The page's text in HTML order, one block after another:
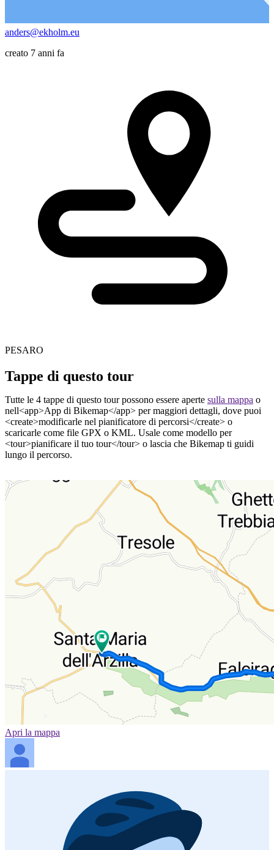
anders@ekholm.eu
creato 7 anni fa
PESARO
Tappe di questo tour
Tutte le 4 tappe di questo tour possono essere aperte sulla mappa o
nell<app>App di Bikemap</app> per maggiori dettagli, dove puoi
<create>modificarle nel pianificatore di percorsi</create> o
scaricarle come file GPX o KML. Usale come modello per
<tour>pianificare il tuo tour</tour> o lascia che Bikemap ti guidi
lungo il percorso.
Apri la mappa